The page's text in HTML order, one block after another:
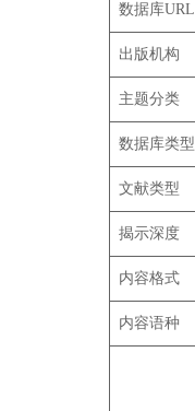
数据库URL
出版机构
主题分类
数据库类型
文献类型
揭示深度
内容格式
内容语种